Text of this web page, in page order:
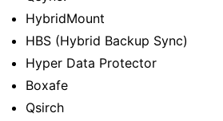
HybridMount
HBS (Hybrid Backup Sync)
Hyper Data Protector
Boxafe
Qsirch